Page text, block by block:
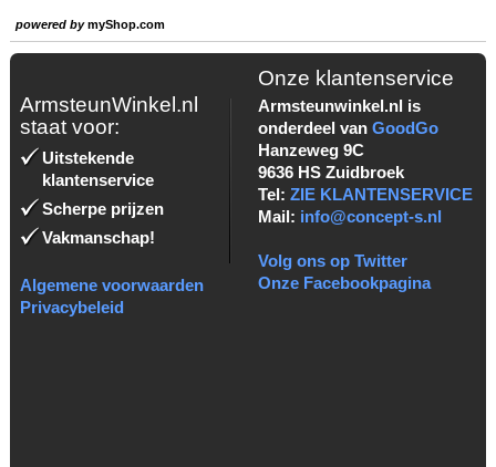
powered bymyShop.com
ArmsteunWinkel.nl
staat voor:
Uitstekende
klantenservice
Scherpe prijzen
Vakmanschap!
Algemene voorwaarden
Privacybeleid
Onze klantenservice
Armsteunwinkel.nl is
onderdeel van GoodGo
Hanzeweg 9C
9636 HS Zuidbroek
Tel: ZIE KLANTENSERVICE
Mail: info@concept-s.nl
Volg ons op Twitter
Onze Facebookpagina